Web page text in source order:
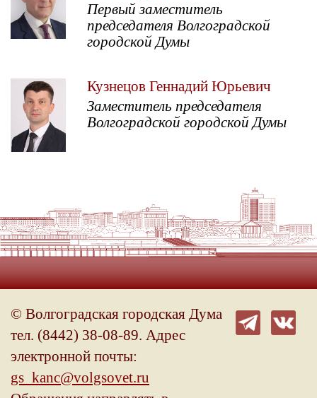
Первый заместитель
председателя Волгоградской
городской Думы
Кузнецов Геннадий Юрьевич
Заместитель председателя
Волгоградской городской Думы
© Волгоградская городская Дума
тел. (8442) 38-08-89. Адрес
электронной почты:
gs_kanc@volgsovet.ru